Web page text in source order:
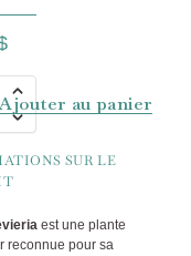
Ajouter au panier
SUR LE
est une plante
reconnue pour sa